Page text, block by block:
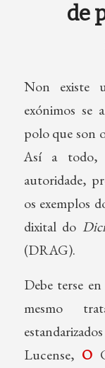
de
Non existe
exónimos se
polo que son
Así a todo,
autoridade,
os exemplos
dixital do
(DRAG).
Debe terse
mesmo
Lucense, O